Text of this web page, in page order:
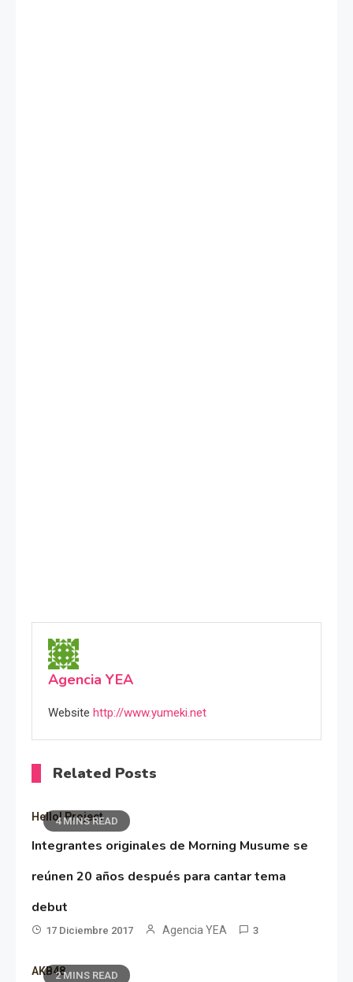
Agencia YEA
Website http://www.yumeki.net
Related Posts
4 MINS READ
Hello! Project
Integrantes originales de Morning Musume se
reúnen 20 años después para cantar tema
debut
17 Diciembre 2017 Agencia YEA 3
2 MINS READ
AKB48